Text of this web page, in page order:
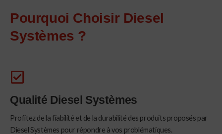
Pourquoi Choisir Diesel
Systèmes ?
Qualité Diesel Systèmes
Profitez de la fiabilité et de la durabilité des produits proposés par
Diesel Systèmes pour répondre à vos problématiques.